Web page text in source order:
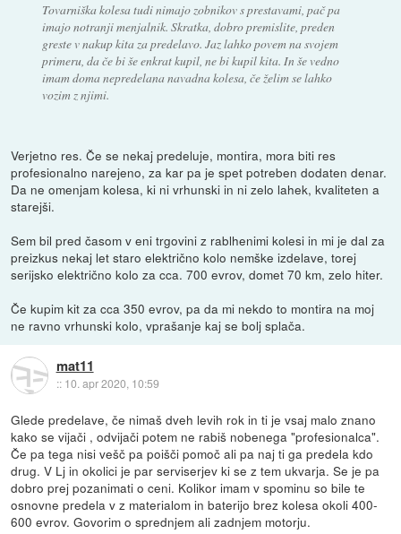
Tovarniška kolesa tudi nimajo zobnikov s prestavami, pač pa
imajo notranji menjalnik. Skratka, dobro premislite, preden
greste v nakup kita za predelavo. Jaz lahko povem na svojem
primeru, da če bi še enkrat kupil, ne bi kupil kita. In še vedno
imam doma nepredelana navadna kolesa, če želim se lahko
vozim z njimi.
Verjetno res. Če se nekaj predeluje, montira, mora biti res
profesionalno narejeno, za kar pa je spet potreben dodaten denar.
Da ne omenjam kolesa, ki ni vrhunski in ni zelo lahek, kvaliteten a
starejši.
Sem bil pred časom v eni trgovini z rablhenimi kolesi in mi je dal za
preizkus nekaj let staro električno kolo nemške izdelave, torej
serijsko električno kolo za cca. 700 evrov, domet 70 km, zelo hiter.
Če kupim kit za cca 350 evrov, pa da mi nekdo to montira na moj
ne ravno vrhunski kolo, vprašanje kaj se bolj splača.
mat11
:: 10. apr 2020, 10:59
Glede predelave, če nimaš dveh levih rok in ti je vsaj malo znano
kako se vijači , odvijači potem ne rabiš nobenega "profesionalca".
Če pa tega nisi vešč pa poišči pomoč ali pa naj ti ga predela kdo
drug. V Lj in okolici je par serviserjev ki se z tem ukvarja. Se je pa
dobro prej pozanimati o ceni. Kolikor imam v spominu so bile te
osnovne predela v z materialom in baterijo brez kolesa okoli 400-
600 evrov. Govorim o sprednjem ali zadnjem motorju.